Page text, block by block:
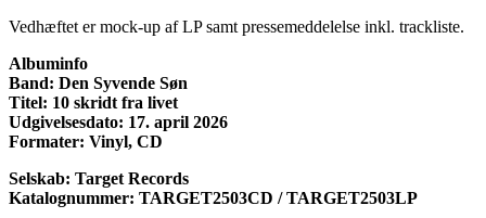
Vedhæftet er mock-up af LP samt pressemeddelelse inkl. trackliste.
Albuminfo
Band: Den Syvende Søn
Titel: 10 skridt fra livet
Udgivelsesdato: 17. april 2026
Formater: Vinyl, CD
Selskab: Target Records
Katalognummer: TARGET2503CD / TARGET2503LP